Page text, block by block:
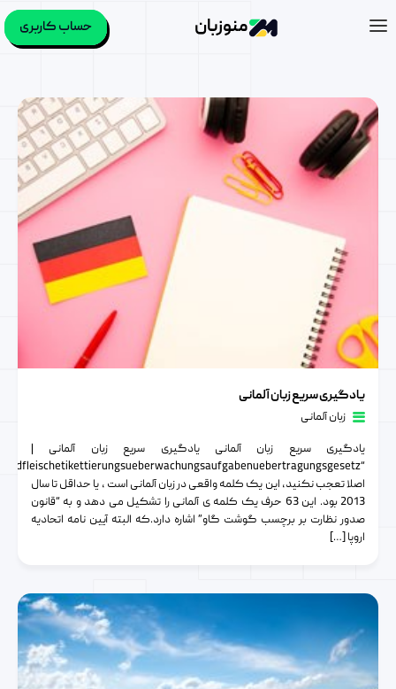
منوزبان حساب کاربری
دسته:زبان آلمانی
یادگیری سریع زبان آلمانی
زبان آلمانی
یادگیری سریع زبان آلمانی یادگیری سریع زبان آلمانی |
اصلا تعجب نکنید، این یک کلمه واقعی در زبان آلمانی است ، یا حداقل تا سال
2013 بود. این 63 حرف یک کلمه ی آلمانی را تشکیل می دهد و به “قانون
صدور نظارت بر برچسب گوشت گاو” اشاره دارد.که البته آیین نامه اتحادیه
اروپا […]